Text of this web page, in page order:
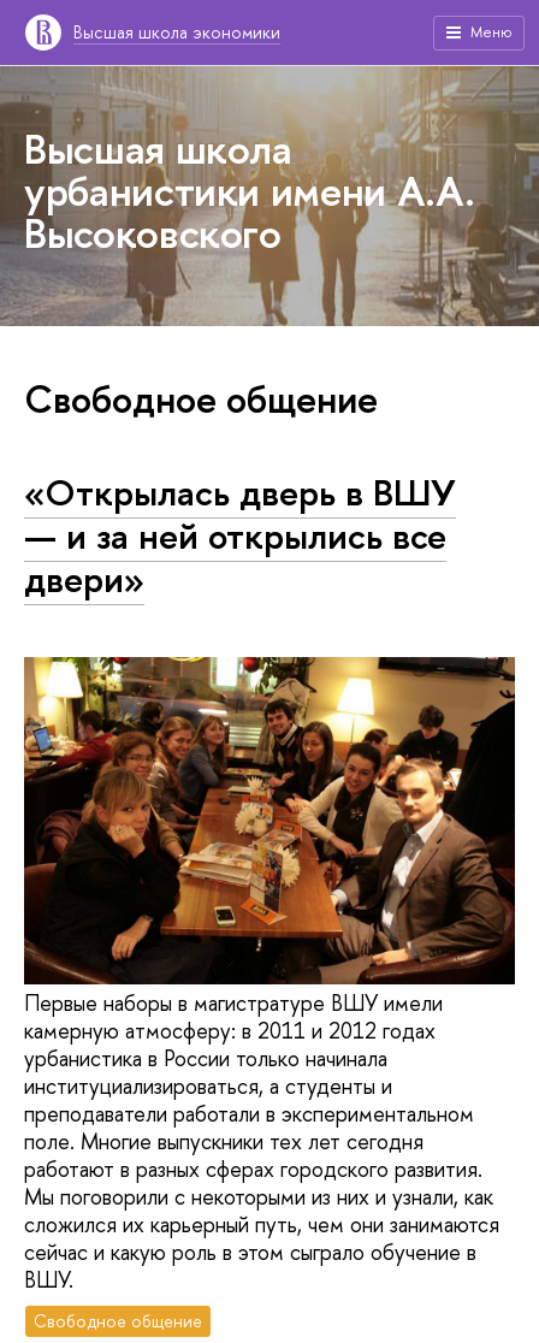
Высшая школа экономики Меню
Высшая школа
урбанистики имени А.А.
Высоковского
Свободное общение
«Открылась дверь в ВШУ
— и за ней открылись все
двери»
Первые наборы в магистратуре ВШУ имели
камерную атмосферу: в 2011 и 2012 годах
урбанистика в России только начинала
институциализироваться, а студенты и
преподаватели работали в экспериментальном
поле. Многие выпускники тех лет сегодня
работают в разных сферах городского развития.
Мы поговорили с некоторыми из них и узнали, как
сложился их карьерный путь, чем они занимаются
сейчас и какую роль в этом сыграло обучение в
ВШУ.
Свободное общение